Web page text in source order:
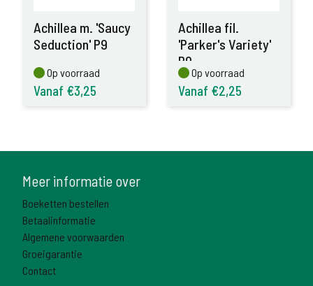
Achillea m. 'Saucy
Seduction' P9
Op voorraad
Op voorraad
Vanaf €3,25
Achillea fil.
'Parker's Variety'
P9
Op voorraad
Op voorraad
Vanaf €2,25
Meer informatie over
Boeketten bestellen
Betaalinformatie
Algemene voorwaarden
Groeigarantie
Contact